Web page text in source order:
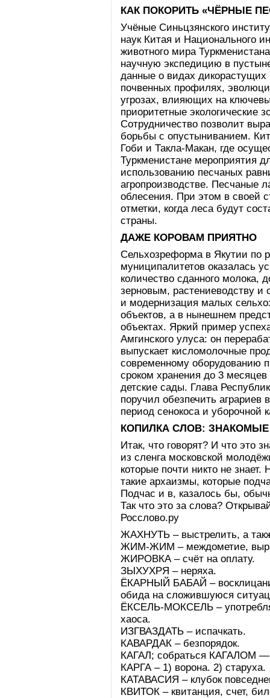
КАК ПОКОРИТЬ «ЧЁРНЫЕ
Учёные Синьцзянского
наук Китая и Национального
животного мира
научную экспедицию в
данные о видах
почвенных профилях,
угрозах, влияющих на
приоритетные экологические
Сотрудничество позволит
борьбы с опустыниванием.
Гоби и Такла-Макан, где
Туркменистане мероприятия
использованию песчаных
агропроизводстве. Песчаные
облесения. При этом в своей
отметки, когда леса будут
страны.
ДАЖЕ КОРОВАМ ПРИЯТНО
Сельхозреформа в Якутии по
муниципалитетов оказалась
количество сданного молока,
зерновым, растениеводству и
и модернизация малых
объектов, а в нынешнем
объектах. Яркий пример
Амгинского улуса: он
выпускает кисломолочные
современному оборудованию
сроком хранения до 3
детские сады. Глава
поручил обезпечить
период сенокоса и уборочной
КОПИЛКА СЛОВ:
Итак, что говорят? И что это
из сленга московской
которые почти никто не знает.
такие архаизмы, которые
Подчас и в, казалось бы,
Так что это за слова?
Росслово.ру
ЖАХНУТЬ – выстрелить, а
ЖИМ-ЖИМ – междометие,
ЖИРОВКА – счёт на оплату.
ЗЫХУХРЯ – неряха.
ЁКАРНЫЙ БАБАЙ –
обида на сложившуюся
ЁКСЕЛЬ-МОКСЕЛЬ –
хаоса.
ИЗГВАЗДАТЬ – испачкать.
КАВАРДАК – безпорядок.
КАГАЛ; собраться КАГАЛОМ —
КАРГА – 1) ворона. 2) старуха.
КАТАВАСИЯ – клубок
КВИТОК – квитанция, счет,